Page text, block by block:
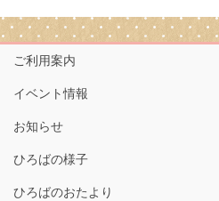
ご利用案内
イベント情報
お知らせ
ひろばの様子
ひろばのおたより